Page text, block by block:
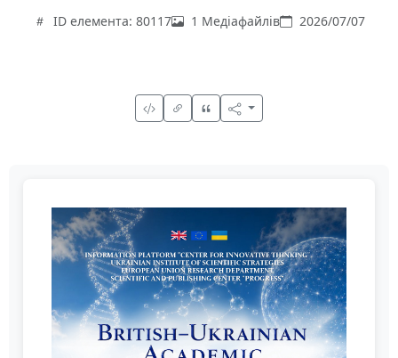
ID елемента: 80117 1 Медіафайлів 2026/07/07